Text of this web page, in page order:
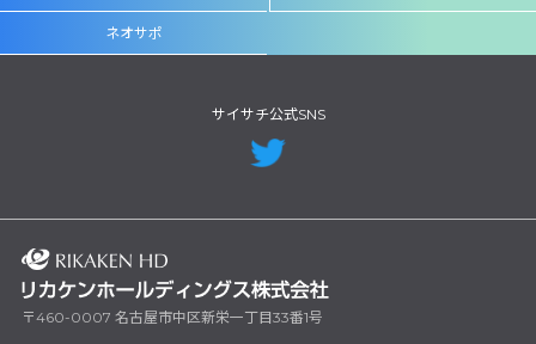
ネオサポ
サイサチ公式SNS
〒460-0007 名古屋市中区新栄一丁目33番1号